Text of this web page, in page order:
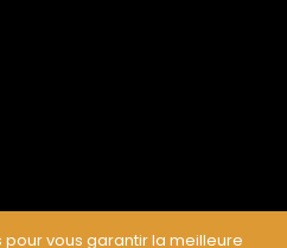
pour vous garantir la meilleure